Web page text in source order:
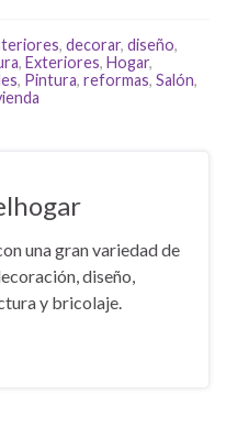
, decorar, diseño,
, Exteriores, Hogar,
, Pintura, reformas, Salón,
una gran variedad de
diseño,
y bricolaje.